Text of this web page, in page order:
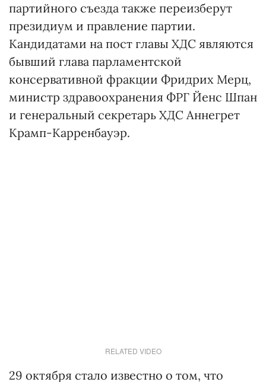
партийного съезда также переизберут
президиум и правление партии.
Кандидатами на пост главы ХДС являются
бывший глава парламентской
консервативной фракции Фридрих Мерц,
министр здравоохранения ФРГ Йенс Шпан
и генеральный секретарь ХДС Аннегрет
Крамп-Карренбауэр.
RELATED VIDEO
29 октября стало известно о том, что